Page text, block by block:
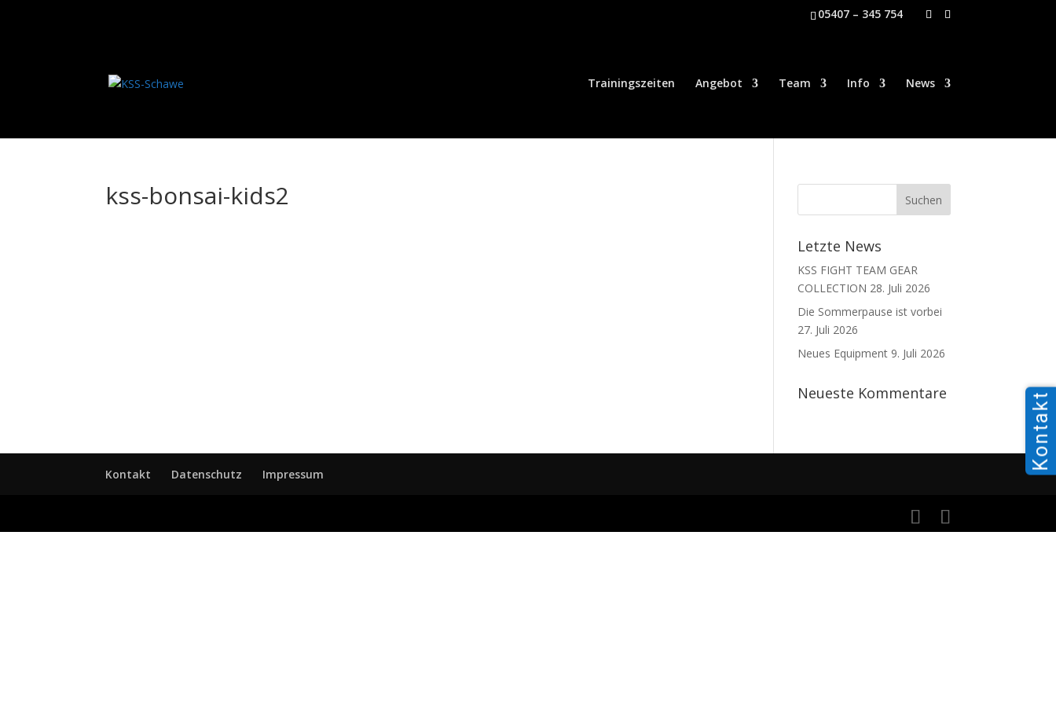
05407 – 345 754
Trainingszeiten Angebot Team Info News
kss-bonsai-kids2
Letzte News
KSS FIGHT TEAM GEAR
COLLECTION 28. Juli 2026
Die Sommerpause ist vorbei
27. Juli 2026
Neues Equipment 9. Juli 2026
Neueste Kommentare
Kontakt Datenschutz Impressum
Kontakt